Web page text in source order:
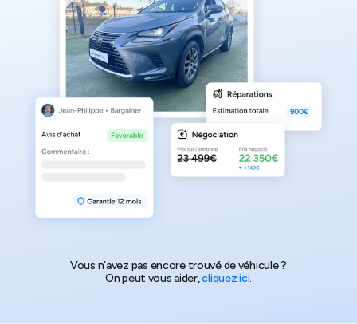
Vous n’avez pas encore trouvé de véhicule ?
On peut vous aider,cliquez ici.